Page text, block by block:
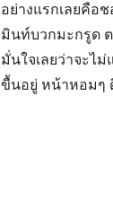
อย่างแรกเลยคือ
มินท์บวกมะกรูด
มั่นใจเลยว่าจะไ
ขื้นอยู่ หน้าหอมๆ